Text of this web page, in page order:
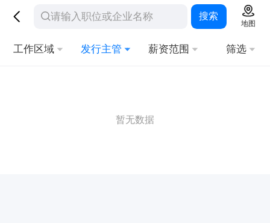
搜索
地图
工作区域 发行主管 薪资范围 筛选
暂无数据